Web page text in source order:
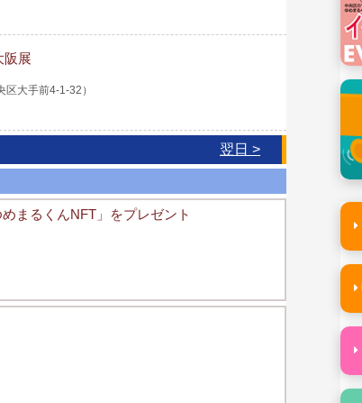
阪展
大手前4-1-32）
翌日 >
まるくんNFT」をプレゼント